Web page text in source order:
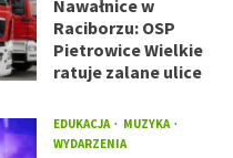
Nawałnice w
Raciborzu: OSP
Pietrowice Wielkie
ratuje zalane ulice
EDUKACJA
MUZYKA
WYDARZENIA